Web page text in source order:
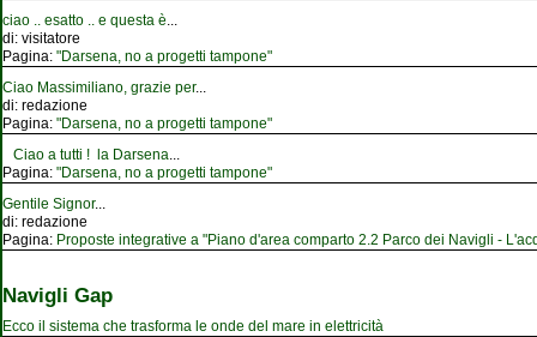
ciao .. esatto .. e questa è...
di: visitatore
Pagina: "Darsena, no a progetti tampone"
Ciao Massimiliano, grazie per...
di: redazione
Pagina: "Darsena, no a progetti tampone"
Ciao a tutti ! la Darsena...
Pagina: "Darsena, no a progetti tampone"
Gentile Signor...
di: redazione
Pagina: Proposte integrative a "Piano d'area comparto 2.2 Parco dei Navigli -
Navigli Gap
Ecco il sistema che trasforma le onde del mare in elettricità